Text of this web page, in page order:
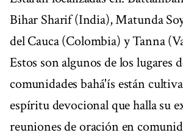
Bihar Sharif (India), Matunda
del Cauca (Colombia) y Tanna
Estos son algunos de los lugares
comunidades bahá'ís están
espíritu devocional que halla su
reuniones de oración en